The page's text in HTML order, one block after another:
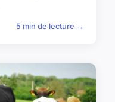
5 min de lecture →